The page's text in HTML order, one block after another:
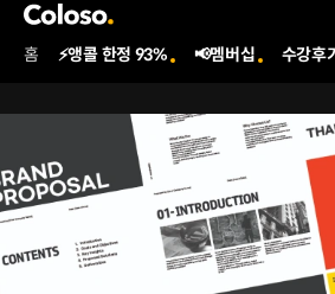
콜로소
Coloso Menu
홈 ⚡앵콜 한정 93% 📢멤버십 수강후